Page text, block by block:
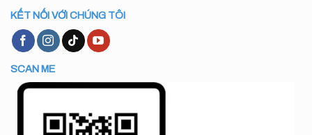
KẾT NỐI VỚI CHÚNG TÔI
SCAN ME